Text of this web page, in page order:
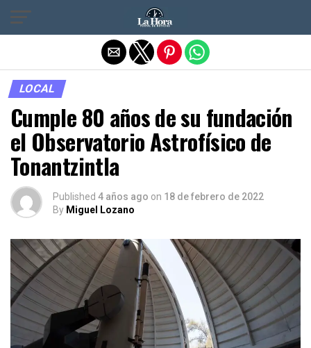
LOCAL
Cumple 80 años de su fundación
el Observatorio Astrofísico de
Tonantzintla
Published 4 años ago on 18 de febrero de 2022
By Miguel Lozano
Salir de la versión móvil